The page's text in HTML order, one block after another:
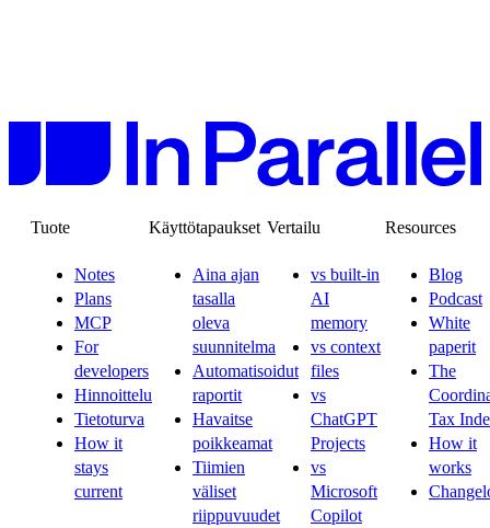
Tuote
Notes
Plans
MCP
For
developers
Hinnoittelu
Tietoturva
How it
stays
current
Käyttötapaukset
Aina ajan
tasalla
oleva
suunnitelma
Automatisoidut
raportit
Havaitse
poikkeamat
Tiimien
väliset
riippuvuudet
Vertailu
vs built-in
AI
memory
vs context
files
vs
ChatGPT
Projects
vs
Microsoft
Copilot
Resources
Blog
Podcast
White
paperit
The
Tax
How it
works